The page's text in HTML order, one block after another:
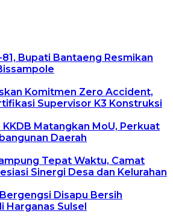
Bupati Bantaeng Resmikan
Komitmen Zero Accident,
Supervisor K3 Konstruksi
Matangkan MoU, Perkuat
Daerah
Tepat Waktu, Camat
Sinergi Desa dan Kelurahan
Disapu Bersih
Harganas Sulsel